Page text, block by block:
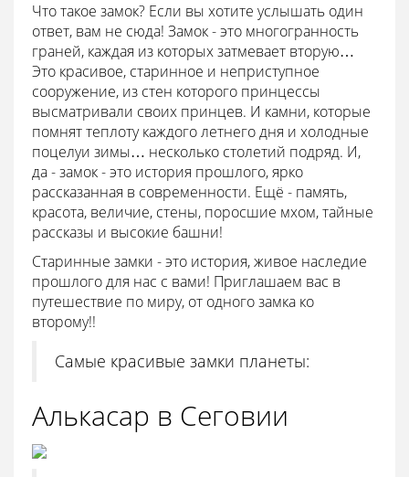
Что такое замок? Если вы хотите услышать один
ответ, вам не сюда! Замок - это многогранность
граней, каждая из которых затмевает вторую…
Это красивое, старинное и неприступное
сооружение, из стен которого принцессы
высматривали своих принцев. И камни, которые
помнят теплоту каждого летнего дня и холодные
поцелуи зимы… несколько столетий подряд. И,
да - замок - это история прошлого, ярко
рассказанная в современности. Ещё - память,
красота, величие, стены, поросшие мхом, тайные
рассказы и высокие башни!
Старинные замки - это история, живое наследие
прошлого для нас с вами! Приглашаем вас в
путешествие по миру, от одного замка ко
второму!!
Самые красивые замки планеты:
Алькасар в Сеговии